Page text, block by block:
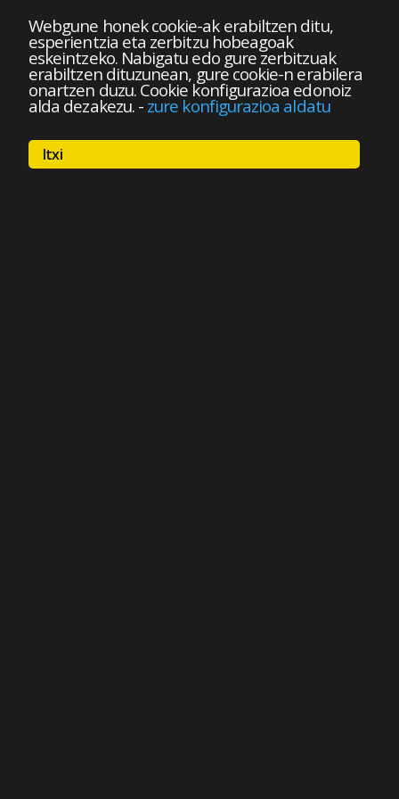
Webgune honek cookie-ak erabiltzen ditu,
esperientzia eta zerbitzu hobeagoak
eskeintzeko. Nabigatu edo gure zerbitzuak
erabiltzen dituzunean, gure cookie-n erabilera
onartzen duzu. Cookie konfigurazioa edonoiz
alda dezakezu.- zure konfigurazioa aldatu
Itxi